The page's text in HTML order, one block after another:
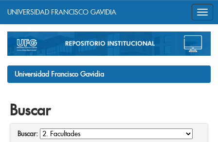
navigation
UNIVERSIDAD FRANCISCO GAVIDIA
Universidad Francisco Gavidia
Buscar
Buscar: